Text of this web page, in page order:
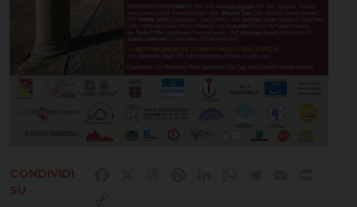
CONDIVIDI
SU